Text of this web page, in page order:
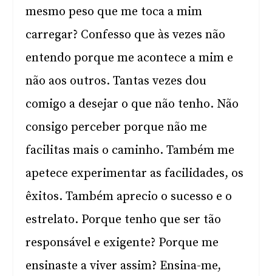
mesmo peso que me toca a mim
carregar? Confesso que às vezes não
entendo porque me acontece a mim e
não aos outros. Tantas vezes dou
comigo a desejar o que não tenho. Não
consigo perceber porque não me
facilitas mais o caminho. Também me
apetece experimentar as facilidades, os
êxitos. Também aprecio o sucesso e o
estrelato. Porque tenho que ser tão
responsável e exigente? Porque me
ensinaste a viver assim? Ensina-me,